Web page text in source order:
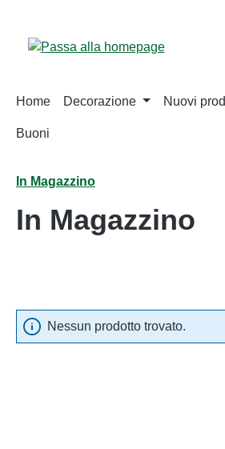
Home Decorazione Nuovi
Buoni
In Magazzino
In Magazzino
Nessun prodotto trovato.